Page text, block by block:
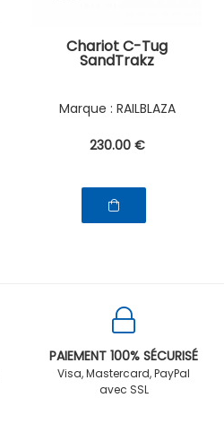
Chariot C-Tug
SandTrakz
RAILBLAZA
230.00 €
PAIEMENT 100% SÉCURISÉ
Visa, Mastercard, PayPal
avec SSL